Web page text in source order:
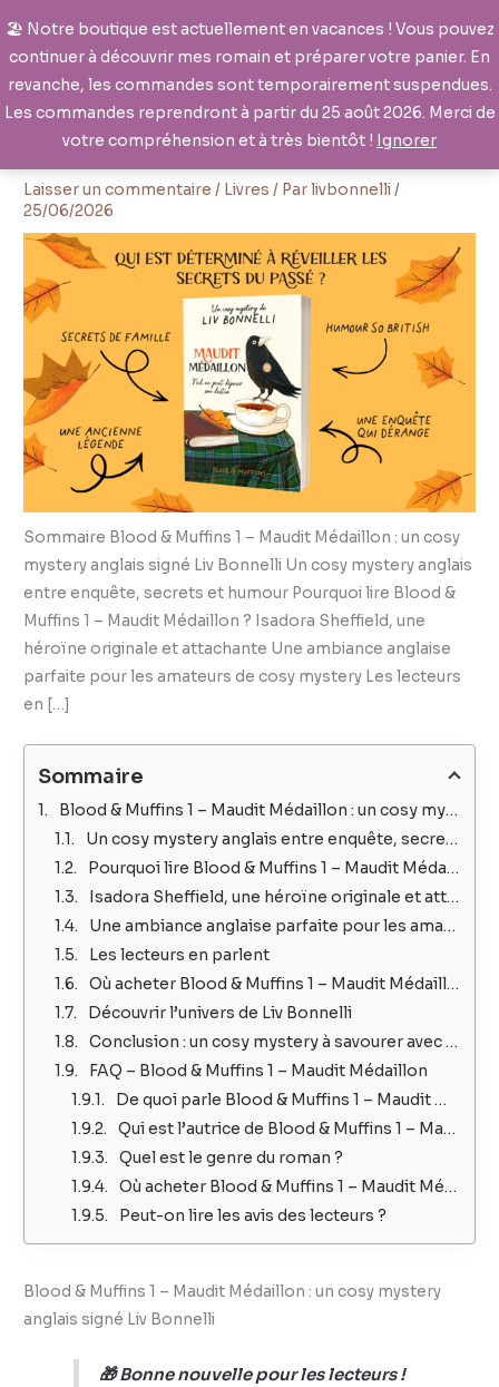
🏖️ Notre boutique est actuellement en vacances ! Vous pouvez
continuer à découvrir mes romain et préparer votre panier. En
revanche, les commandes sont temporairement suspendues.
Les commandes reprendront à partir du 25 août 2026. Merci de
votre compréhension et à très bientôt ! Ignorer
au
contenu
Laisser un commentaire / Livres / Parlivbonnelli/
25/06/2026
Sommaire Blood & Muffins 1 – Maudit Médaillon : un cosy
mystery anglais signé Liv Bonnelli Un cosy mystery anglais
entre enquête, secrets et humour Pourquoi lire Blood &
Muffins 1 – Maudit Médaillon ? Isadora Sheffield, une
héroïne originale et attachante Une ambiance anglaise
parfaite pour les amateurs de cosy mystery Les lecteurs
en […]
Sommaire
Blood & Muffins 1 – Maudit Médaillon : un cosy mystery anglais signé Liv Bonnelli
Un cosy mystery anglais entre enquête, secrets et humour
Pourquoi lire Blood & Muffins 1 – Maudit Médaillon ?
Isadora Sheffield, une héroïne originale et attachante
Une ambiance anglaise parfaite pour les amateurs de cosy mystery
Les lecteurs en parlent
Où acheter Blood & Muffins 1 – Maudit Médaillon ?
Découvrir l’univers de Liv Bonnelli
Conclusion : un cosy mystery à savourer avec une tasse de thé
FAQ – Blood & Muffins 1 – Maudit Médaillon
De quoi parle Blood & Muffins 1 – Maudit Médaillon ?
Qui est l’autrice de Blood & Muffins 1 – Maudit Médaillon ?
Quel est le genre du roman ?
Où acheter Blood & Muffins 1 – Maudit Médaillon ?
Peut-on lire les avis des lecteurs ?
Blood & Muffins 1 – Maudit Médaillon : un cosy mystery
anglais signé Liv Bonnelli
🎁 Bonne nouvelle pour les lecteurs !